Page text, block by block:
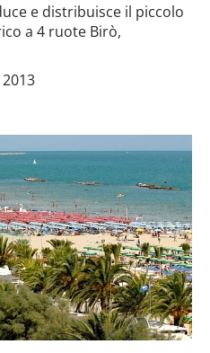
e distribuisce il piccolo
a 4 ruote Birò,